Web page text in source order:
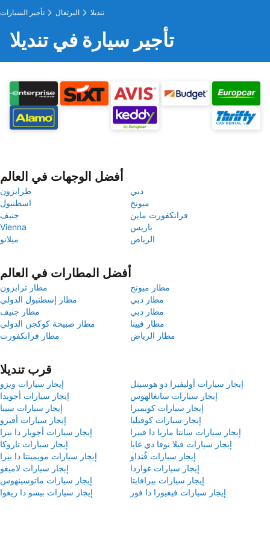
تأجير السيارات البرتغال تنديلا
تأجير سيارة في تنديلا
أفضل الوجهات في العالم
طرابزون
دبي
اسطنبول
ميونخ
جنيف
فرانكفورت ماين
Vienna
باريس
ميلانو
الرياض
أفضل المطارات في العالم
مطار ترابزون
مطار ميونخ
مطار إسطنبول الدولي
مطار دبي
مطار جنيف
مطار دبي
مطار صبيحة كوكجن الدولي
مطار فيينا
مطار فرانكفورت
مطار الرياض
قرب تنديلا
إيجار سيارات ويزو
إيجار سيارات أوليفيرا دو هوسبتل
إيجار سيارات أجويدا
إيجار سيارات سانغالهوس
إيجار سيارات سييا
إيجار سيارات كويمبرا
إيجار سيارات أفيرو
إيجار سيارات كوفيليا
إيجار سيارات أجويار دا بيرا
إيجار سيارات سانتا ماريا دا فييرا
إيجار سيارات تاروكا
إيجار سيارات فيلا نوفا دي غايا
إيجار سيارات مويمينتا دا بيرا
إيجار سيارات فُنداو
إيجار سيارات لاميغو
إيجار سيارات غواردا
إيجار سيارات ماتوسينهوس
إيجار سيارات بيرافايتا
إيجار سيارات بيسو دا ريغوا
إيجار سيارات فيغيورا دا فوز